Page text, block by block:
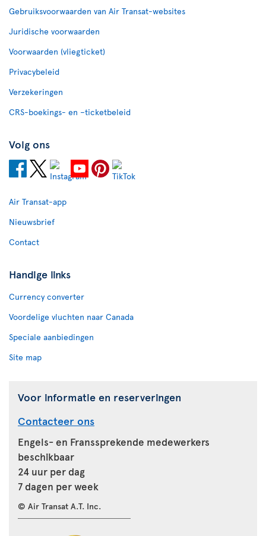
Gebruiksvoorwaarden van Air Transat-websites
Juridische voorwaarden
Voorwaarden (vliegticket)
Privacybeleid
Verzekeringen
CRS-boekings- en –ticketbeleid
Volg ons
Air Transat-app
Nieuwsbrief
Contact
Handige links
Currency converter
Voordelige vluchten naar Canada
Speciale aanbiedingen
Site map
Voor informatie en reserveringen
Contacteer ons
Engels- en Franssprekende medewerkers
beschikbaar
24 uur per dag
7 dagen per week
© Air Transat A.T. Inc.